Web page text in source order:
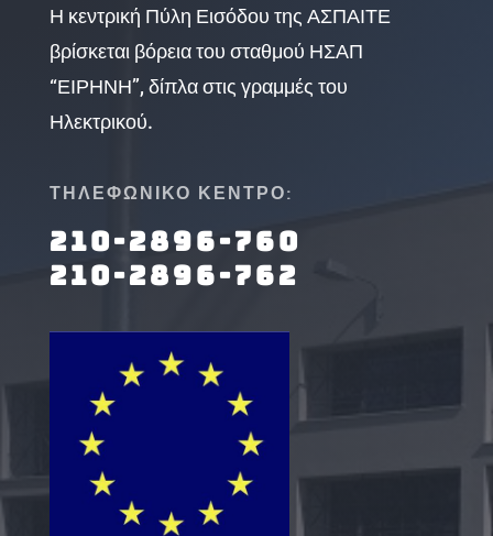
Η κεντρική Πύλη Εισόδου της ΑΣΠΑΙΤΕ
βρίσκεται βόρεια του σταθμού ΗΣΑΠ
“ΕΙΡΗΝΗ”, δίπλα στις γραμμές του
Ηλεκτρικού.
ΤΗΛΕΦΩΝΙΚΟ ΚΕΝΤΡΟ:
210-2896-760
210-2896-762